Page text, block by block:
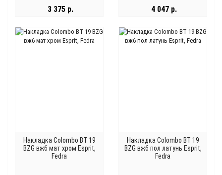
3 375 р. 4 047 р.
Накладка Colombo BT 19
BZG вж6 мат хром Esprit,
Fedra
Накладка Colombo BT 19
BZG вж6 пол латунь Esprit,
Fedra